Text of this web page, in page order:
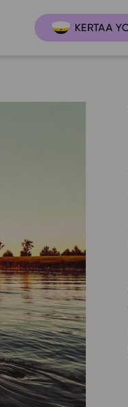
KERTAA
Tiimi
Tietoa
Eettiset